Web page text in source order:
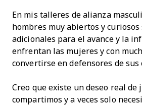
En mis talleres de alianza
hombres muy abiertos y
adicionales para el avance y la
enfrentan las mujeres y con
convertirse en defensores de sus
Creo que existe un deseo real de
compartimos y a veces solo